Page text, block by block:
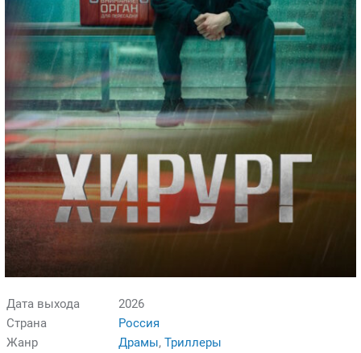
Дата выхода
2026
Страна
Россия
Жанр
Драмы, Триллеры